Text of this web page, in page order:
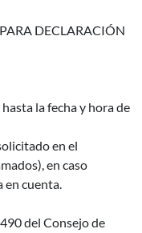
DECLARACIÓN
la fecha y hora de
en el
en caso
en cuenta.
del Consejo de